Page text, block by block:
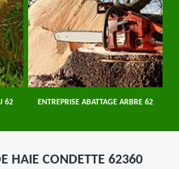
62 ENTREPRISE ABATTAGE ARBRE 62
HAIE CONDETTE 62360